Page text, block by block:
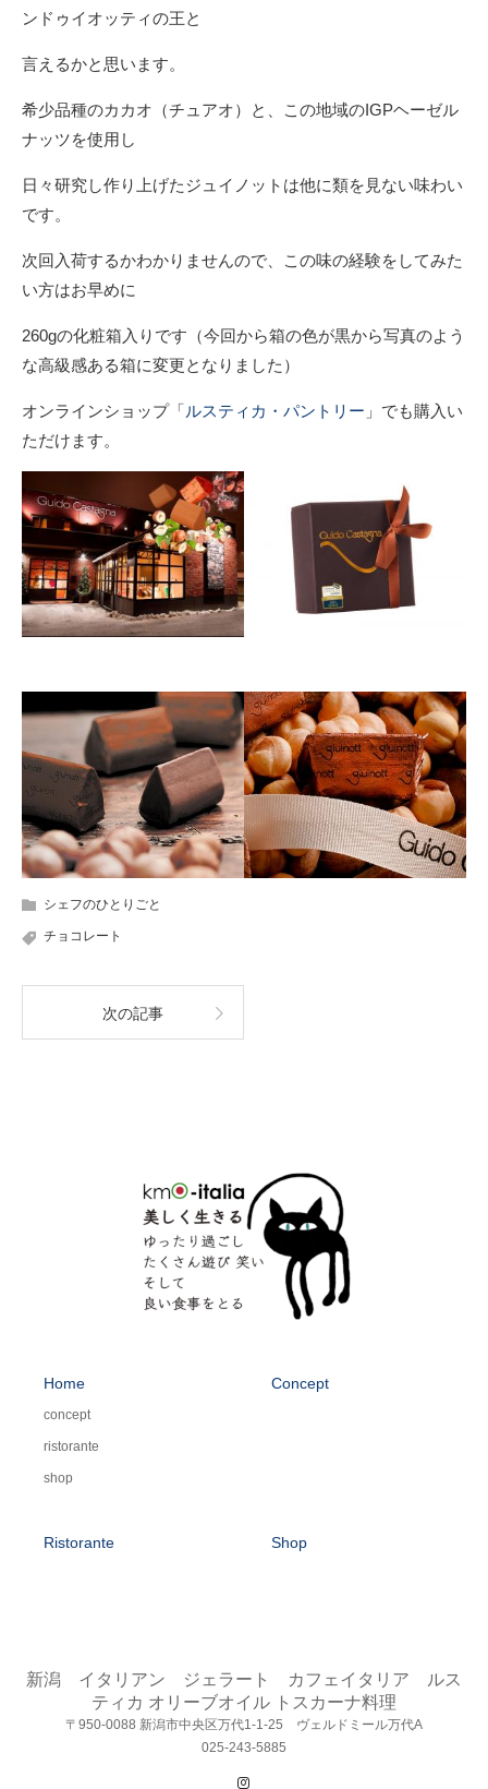
ンドゥイオッティの王と
言えるかと思います。
希少品種のカカオ（チュアオ）と、この地域のIGPヘーゼル
ナッツを使用し
日々研究し作り上げたジュイノットは他に類を見ない味わい
です。
次回入荷するかわかりませんので、この味の経験をしてみた
い方はお早めに
260gの化粧箱入りです（今回から箱の色が黒から写真のよう
な高級感ある箱に変更となりました）
オンラインショップ「ルスティカ・パントリー 」でも購入い
ただけます。
シェフのひとりごと
チョコレート
次の記事
Home
concept
ristorante
shop
Concept
Ristorante Shop
新潟 イタリアン ジェラート カフェイタリア ルス
ティカ オリーブオイル トスカーナ料理
〒950-0088 新潟市中央区万代1-1-25 ヴェルドミール万代A
025-243-5885